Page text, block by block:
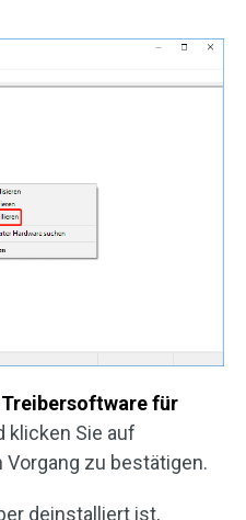
Treibersoftware für
klicken Sie auf
Vorgang zu bestätigen.
deinstalliert ist,